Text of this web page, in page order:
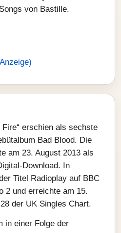
von Bastille.
erschien als sechste
Bad Blood. Die
am 23. August 2013 als
In
Titel Radioplay auf BBC
2 und erreichte am 15.
der UK Singles Chart.
in einer Folge der